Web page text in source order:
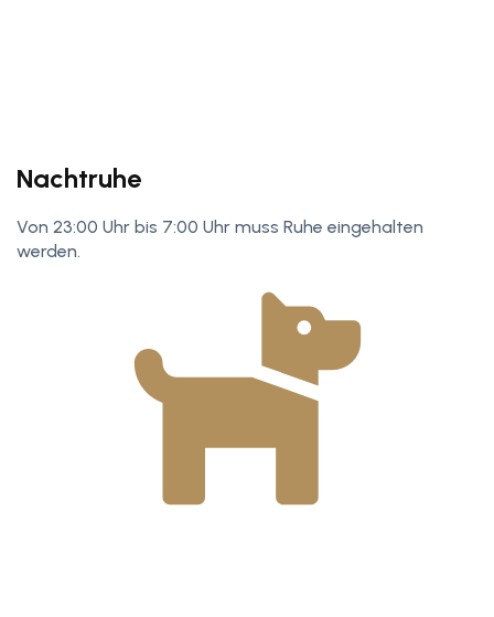
Nachtruhe
Von 23:00 Uhr bis 7:00 Uhr muss Ruhe eingehalten
werden.